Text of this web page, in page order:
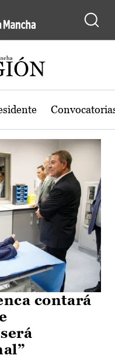
de Castilla-
contará